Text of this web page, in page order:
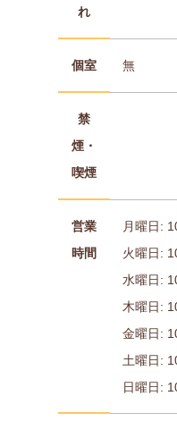
れ
個室 無
禁
煙・
喫煙
営業
時間
月曜日:
火曜日:
水曜日:
木曜日:
金曜日:
土曜日:
日曜日: